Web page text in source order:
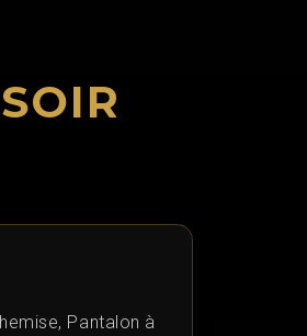
Pantalon à